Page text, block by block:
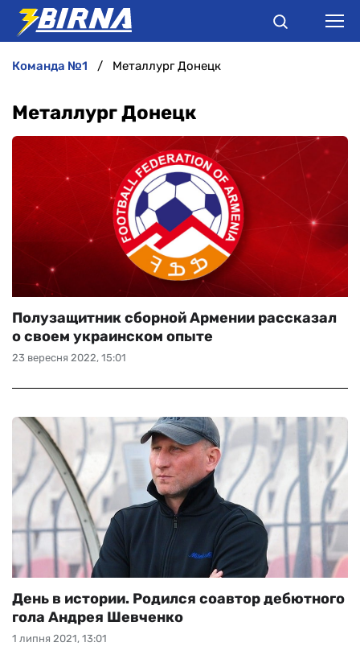
АНАЛІТИКА
РІЗНЕ
БУКМЕКЕРИ
команда №1 Металлург Донецк
Металлург Донецк
23 вересня 2022, 15:01
Полузащитник сборной Армении рассказал
о своем украинском опыте
1 липня 2021, 13:01
День в истории. Родился соавтор дебютного
гола Андрея Шевченко